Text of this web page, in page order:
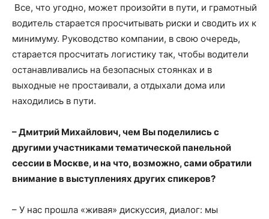
Все, что угодно, может произойти в пути, и грамотный
водитель старается просчитывать риски и сводить их к
минимуму. Руководство компании, в свою очередь,
старается просчитать логистику так, чтобы водители
останавливались на безопасных стоянках и в
выходные не простаивали, а отдыхали дома или
находились в пути.
– Дмитрий Михайлович, чем Вы поделились с
другими участниками тематической панельной
сессии в Москве, и на что, возможно, сами обратили
внимание в выступлениях других спикеров?
– У нас прошла «живая» дискуссия, диалог: мы